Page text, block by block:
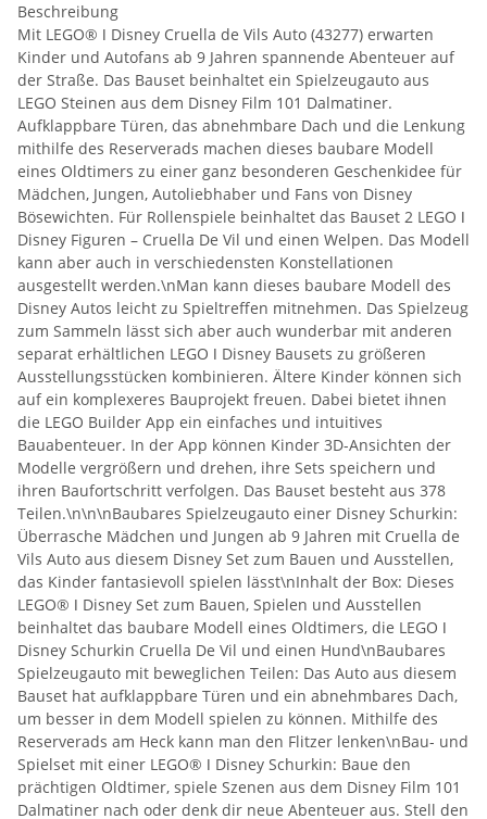
Beschreibung
Mit LEGO® ǀ Disney Cruella de Vils Auto (43277) erwarten
Kinder und Autofans ab 9 Jahren spannende Abenteuer auf
der Straße. Das Bauset beinhaltet ein Spielzeugauto aus
LEGO Steinen aus dem Disney Film 101 Dalmatiner.
Aufklappbare Türen, das abnehmbare Dach und die Lenkung
mithilfe des Reserverads machen dieses baubare Modell
eines Oldtimers zu einer ganz besonderen Geschenkidee für
Mädchen, Jungen, Autoliebhaber und Fans von Disney
Bösewichten. Für Rollenspiele beinhaltet das Bauset 2 LEGO ǀ
Disney Figuren – Cruella De Vil und einen Welpen. Das Modell
kann aber auch in verschiedensten Konstellationen
ausgestellt werden.\nMan kann dieses baubare Modell des
Disney Autos leicht zu Spieltreffen mitnehmen. Das Spielzeug
zum Sammeln lässt sich aber auch wunderbar mit anderen
separat erhältlichen LEGO ǀ Disney Bausets zu größeren
Ausstellungsstücken kombinieren. Ältere Kinder können sich
auf ein komplexeres Bauprojekt freuen. Dabei bietet ihnen
die LEGO Builder App ein einfaches und intuitives
Bauabenteuer. In der App können Kinder 3D-Ansichten der
Modelle vergrößern und drehen, ihre Sets speichern und
ihren Baufortschritt verfolgen. Das Bauset besteht aus 378
Teilen.\n\n\nBaubares Spielzeugauto einer Disney Schurkin:
Überrasche Mädchen und Jungen ab 9 Jahren mit Cruella de
Vils Auto aus diesem Disney Set zum Bauen und Ausstellen,
das Kinder fantasievoll spielen lässt\nInhalt der Box: Dieses
LEGO® ǀ Disney Set zum Bauen, Spielen und Ausstellen
beinhaltet das baubare Modell eines Oldtimers, die LEGO ǀ
Disney Schurkin Cruella De Vil und einen Hund\nBaubares
Spielzeugauto mit beweglichen Teilen: Das Auto aus diesem
Bauset hat aufklappbare Türen und ein abnehmbares Dach,
um besser in dem Modell spielen zu können. Mithilfe des
Reserverads am Heck kann man den Flitzer lenken\nBau- und
Spielset mit einer LEGO® ǀ Disney Schurkin: Baue den
prächtigen Oldtimer, spiele Szenen aus dem Disney Film 101
Dalmatiner nach oder denk dir neue Abenteuer aus. Stell den